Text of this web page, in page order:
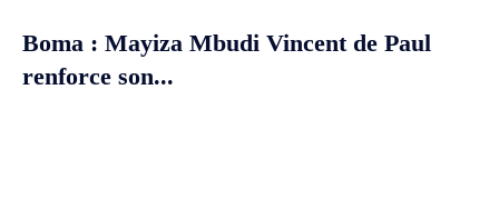
Boma : Mayiza Mbudi Vincent de Paul
renforce son...